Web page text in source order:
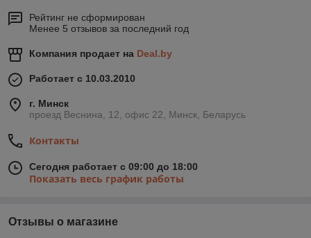
Рейтинг не сформирован
Менее 5 отзывов за последний год
Компания продает на Deal.by
Работает с 10.03.2010
г. Минск
проезд Веснина, 12, офис 22, Минск, Беларусь
Контакты
Сегодня работает с 09:00 до 18:00
Показать весь график работы
Отзывы о магазине